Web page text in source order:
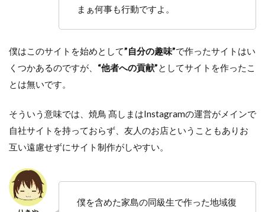
まぁ何事も行動ですよ。
僕はこのサイトを始めとして”自分の趣味”で作ったサイトはい
くつかあるのですが、 “他者への貢献”としてサイトを作ったこ
とは無いです。
そういう意味では、焼鳥 髙しまはInstagramの運営がメインで
自社サイトを持っておらず、友人のお店ということもありお
互い遠慮せずにサイト制作がしやすい。
僕を含めた家島の同級生で作った地域復